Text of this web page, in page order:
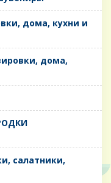
дома, кухни и
дома,
салатники,